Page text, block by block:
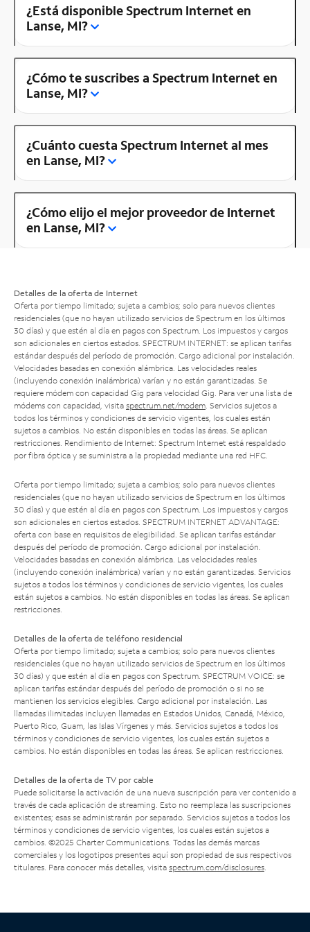
¿Está disponible Spectrum Internet en
Lanse, MI?
¿Cómo te suscribes a Spectrum Internet en
Lanse, MI?
¿Cuánto cuesta Spectrum Internet al mes
en Lanse, MI?
¿Cómo elijo el mejor proveedor de Internet
en Lanse, MI?
Detalles de la oferta de Internet
Oferta por tiempo limitado; sujeta a cambios; solo para nuevos clientes
residenciales (que no hayan utilizado servicios de Spectrum en los últimos
30 días) y que estén al día en pagos con Spectrum. Los impuestos y cargos
son adicionales en ciertos estados. SPECTRUM INTERNET: se aplican tarifas
estándar después del período de promoción. Cargo adicional por instalación.
Velocidades basadas en conexión alámbrica. Las velocidades reales
(incluyendo conexión inalámbrica) varían y no están garantizadas. Se
requiere módem con capacidad Gig para velocidad Gig. Para ver una lista de
módems con capacidad, visita spectrum.net/modem . Servicios sujetos a
todos los términos y condiciones de servicio vigentes, los cuales están
sujetos a cambios. No están disponibles en todas las áreas. Se aplican
restricciones. Rendimiento de Internet: Spectrum Internet está respaldado
por fibra óptica y se suministra a la propiedad mediante una red HFC.
Oferta por tiempo limitado; sujeta a cambios; solo para nuevos clientes
residenciales (que no hayan utilizado servicios de Spectrum en los últimos
30 días) y que estén al día en pagos con Spectrum. Los impuestos y cargos
son adicionales en ciertos estados. SPECTRUM INTERNET ADVANTAGE:
oferta con base en requisitos de elegibilidad. Se aplican tarifas estándar
después del período de promoción. Cargo adicional por instalación.
Velocidades basadas en conexión alámbrica. Las velocidades reales
(incluyendo conexión inalámbrica) varían y no están garantizadas. Servicios
sujetos a todos los términos y condiciones de servicio vigentes, los cuales
están sujetos a cambios. No están disponibles en todas las áreas. Se aplican
restricciones.
Detalles de la oferta de teléfono residencial
Oferta por tiempo limitado; sujeta a cambios; solo para nuevos clientes
residenciales (que no hayan utilizado servicios de Spectrum en los últimos
30 días) y que estén al día en pagos con Spectrum. SPECTRUM VOICE: se
aplican tarifas estándar después del período de promoción o si no se
mantienen los servicios elegibles. Cargo adicional por instalación. Las
llamadas ilimitadas incluyen llamadas en Estados Unidos, Canadá, México,
Puerto Rico, Guam, las Islas Vírgenes y más. Servicios sujetos a todos los
términos y condiciones de servicio vigentes, los cuales están sujetos a
cambios. No están disponibles en todas las áreas. Se aplican restricciones.
Detalles de la oferta de TV por cable
Puede solicitarse la activación de una nueva suscripción para ver contenido a
través de cada aplicación de streaming. Esto no reemplaza las suscripciones
existentes; esas se administrarán por separado. Servicios sujetos a todos los
términos y condiciones de servicio vigentes, los cuales están sujetos a
cambios. ©2025 Charter Communications. Todas las demás marcas
comerciales y los logotipos presentes aquí son propiedad de sus respectivos
titulares. Para conocer más detalles, visita spectrum.com/disclosures